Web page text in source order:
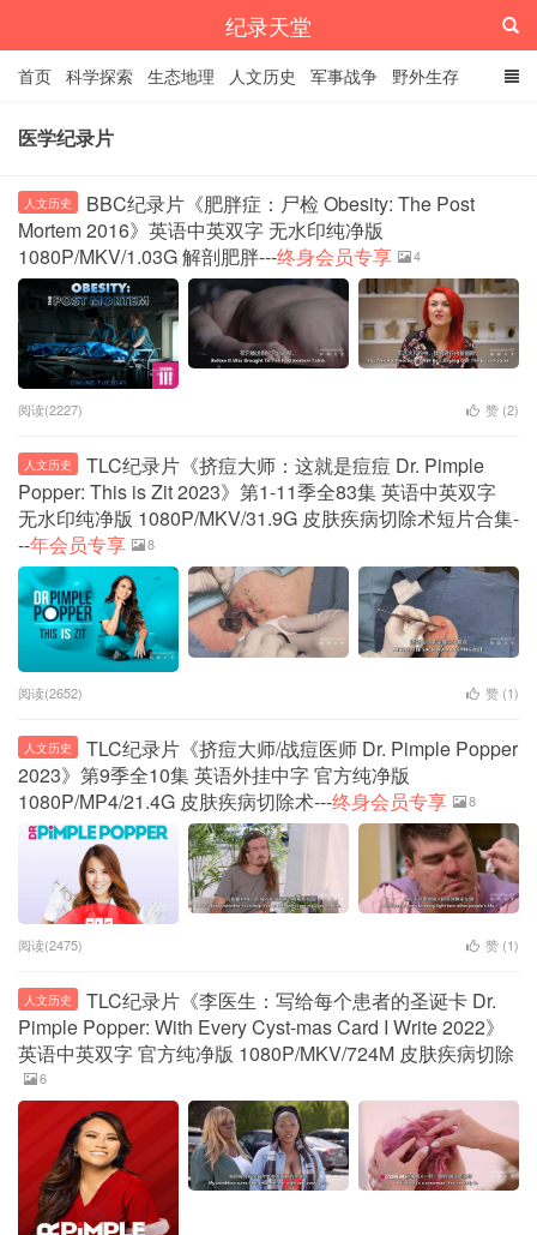
纪录天堂
首页 科学探索 生态地理 人文历史 军事战争 野外生存
经典纪录 4K纪录片
医学纪录片
人文历史
BBC纪录片《肥胖症：尸检 Obesity: The Post
Mortem 2016》英语中英双字 无水印纯净版
1080P/MKV/1.03G 解剖肥胖---终身会员专享 4
阅读(2227) 赞 (2)
人文历史
TLC纪录片《挤痘大师：这就是痘痘 Dr. Pimple
Popper: This is Zit 2023》第1-11季全83集 英语中英双字
无水印纯净版 1080P/MKV/31.9G 皮肤疾病切除术短片合集-
--年会员专享 8
阅读(2652) 赞 (1)
人文历史
TLC纪录片《挤痘大师/战痘医师 Dr. Pimple Popper
2023》第9季全10集 英语外挂中字 官方纯净版
1080P/MP4/21.4G 皮肤疾病切除术---终身会员专享 8
阅读(2475) 赞 (1)
人文历史
TLC纪录片《李医生：写给每个患者的圣诞卡 Dr.
Pimple Popper: With Every Cyst-mas Card I Write 2022》
英语中英双字 官方纯净版 1080P/MKV/724M 皮肤疾病切除
6